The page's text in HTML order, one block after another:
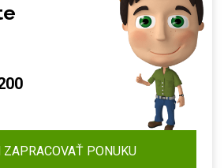
ZAPRACOVAŤ PONUKU